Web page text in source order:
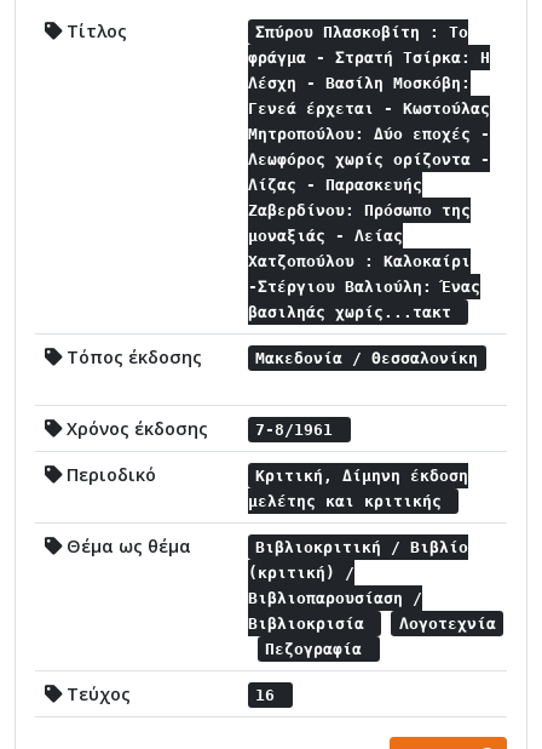
Τίτλος
Σπύρου Πλασκοβίτη : Το
φράγμα - Στρατή Τσίρκα: Η
Λέσχη - Βασίλη Μοσκόβη:
Γενεά έρχεται - Κωστούλας
Μητροπούλου: Δύο εποχές -
Λεωφόρος χωρίς ορίζοντα -
Λίζας - Παρασκευής
Ζαβερδίνου: Πρόσωπο της
μοναξιάς - Λείας
Χατζοπούλου : Καλοκαίρι
-Στέργιου Βαλιούλη: Ένας
βασιληάς χωρίς...τακτ
Τόπος έκδοσης Μακεδονία / Θεσσαλονίκη
Χρόνος έκδοσης 7-8/1961
Περιοδικό
Κριτική, Δίμηνη έκδοση
μελέτης και κριτικής
Θέμα ως θέμα
Βιβλιοκριτική / Βιβλίο
(κριτική) /
Βιβλιοπαρουσίαση /
Βιβλιοκρισία
Λογοτεχνία
Πεζογραφία
Τεύχος 16